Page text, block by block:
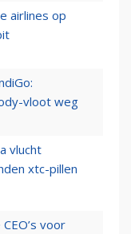
airlines op
vloot weg
vlucht
xtc-pillen
voor